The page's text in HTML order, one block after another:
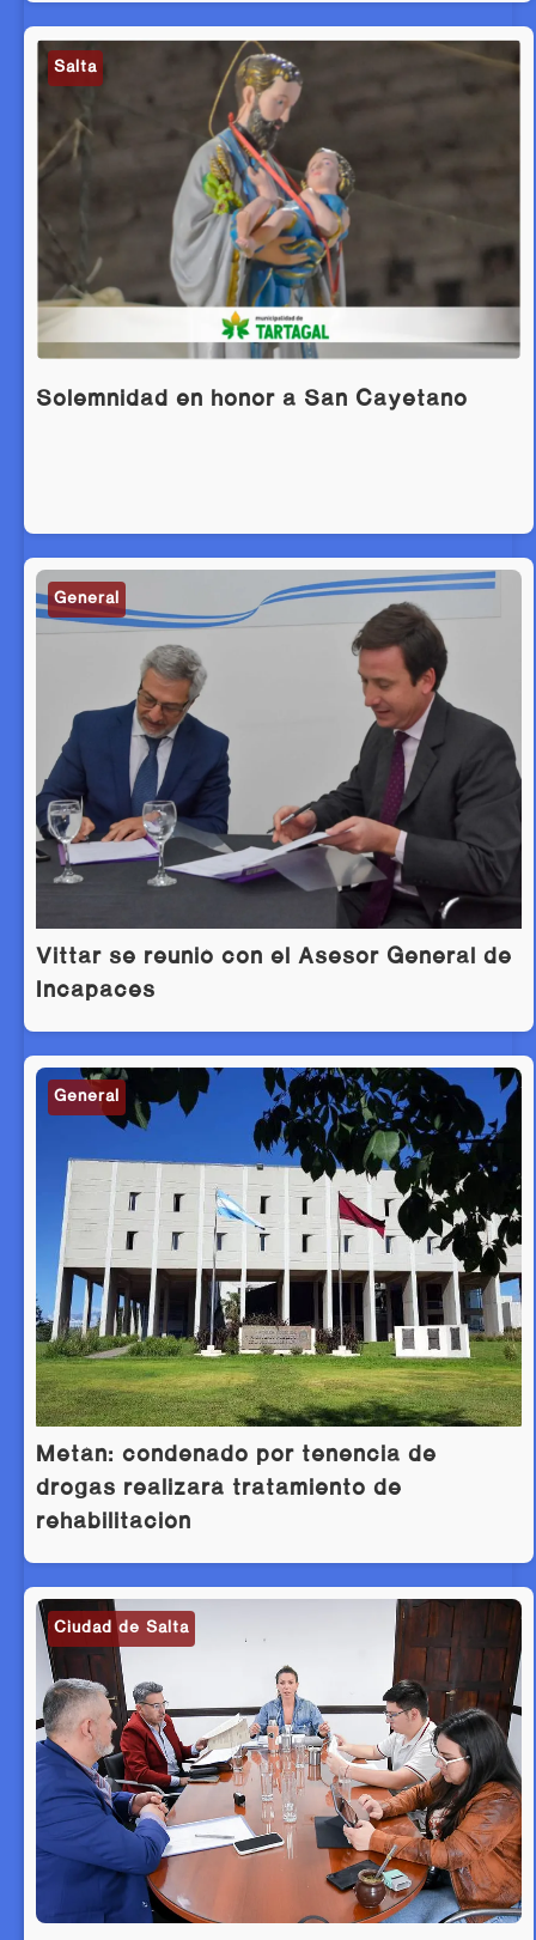
Salta
Solemnidad en honor a San Cayetano
General
Vittar se reunió con el Asesor General de
Incapaces
General
Metán: condenado por tenencia de
drogas realizará tratamiento de
rehabilitación
Ciudad de Salta